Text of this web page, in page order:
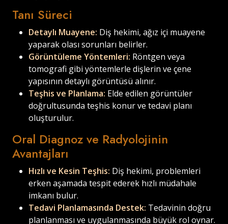
Tanı Süreci
Detaylı Muayene: Diş hekimi, ağız içi muayene
yaparak olası sorunları belirler.
Görüntüleme Yöntemleri: Röntgen veya
tomografi gibi yöntemlerle dişlerin ve çene
yapısının detaylı görüntüsü alınır.
Teşhis ve Planlama: Elde edilen görüntüler
doğrultusunda teşhis konur ve tedavi planı
oluşturulur.
Oral Diagnoz ve Radyolojinin
Avantajları
Hızlı ve Kesin Teşhis: Diş hekimi, problemleri
erken aşamada tespit ederek hızlı müdahale
imkanı bulur.
Tedavi Planlamasında Destek: Tedavinin doğru
planlanması ve uygulanmasında büyük rol oynar.